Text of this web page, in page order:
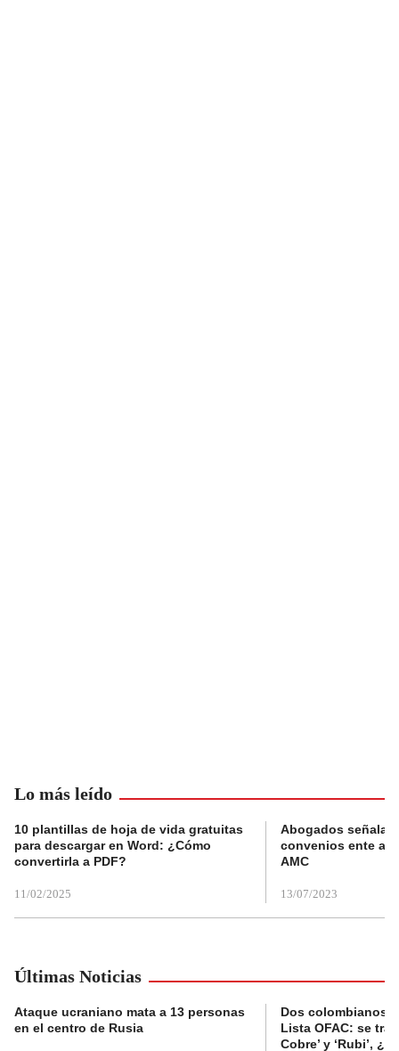
Lo más leído
10 plantillas de hoja de vida gratuitas
para descargar en Word: ¿Cómo
convertirla a PDF?
11/02/2025
Abogados
convenios ente
AMC
13/07/2023
Últimas Noticias
Ataque ucraniano mata a 13 personas
en el centro de Rusia
Dos colombianos
Lista OFAC: se
Cobre’ y ‘Rubi’,